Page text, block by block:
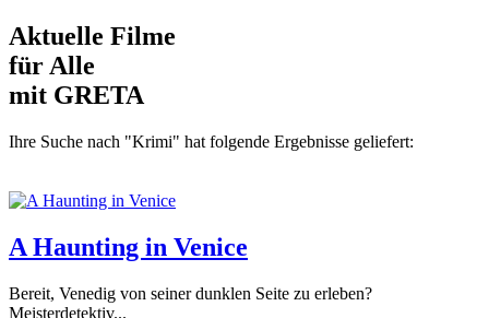
Aktuelle Filme
für Alle
mit GRETA
Ihre Suche nach "Krimi" hat folgende Ergebnisse geliefert:
A Haunting in Venice
Bereit, Venedig von seiner dunklen Seite zu erleben?
Meisterdetektiv...